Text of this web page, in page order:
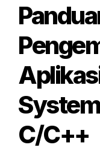
C/C++